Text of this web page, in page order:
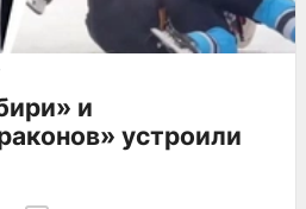
и
устроили